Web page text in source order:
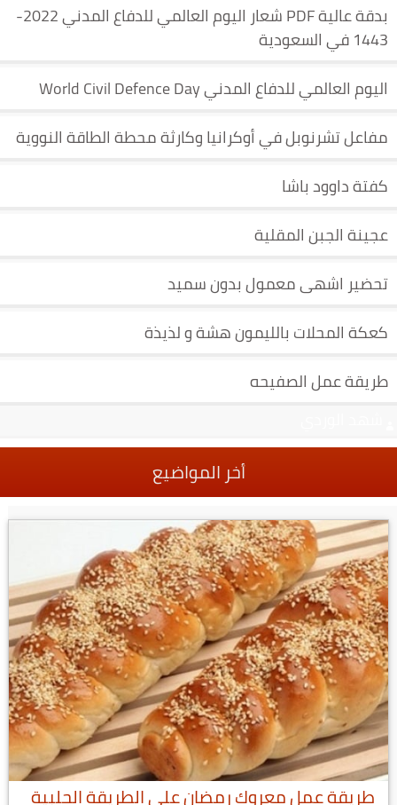
بدقة عالية PDF شعار اليوم العالمي للدفاع المدني 2022-
1443 في السعودية
اليوم العالمي للدفاع المدني World Civil Defence Day
مفاعل تشرنوبل في أوكرانيا وكارثة محطة الطاقة النووية
كفتة داوود باشا
عجينة الجبن المقلية
تحضير اشهى معمول بدون سميد
كعكة المحلات بالليمون هشة و لذيذة
طريقة عمل الصفيحه
أخر المواضيع
طريقة عمل معروك رمضان على الطريقة الحلبية